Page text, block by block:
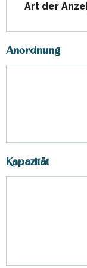
Art der
Anordnung
Kapazität